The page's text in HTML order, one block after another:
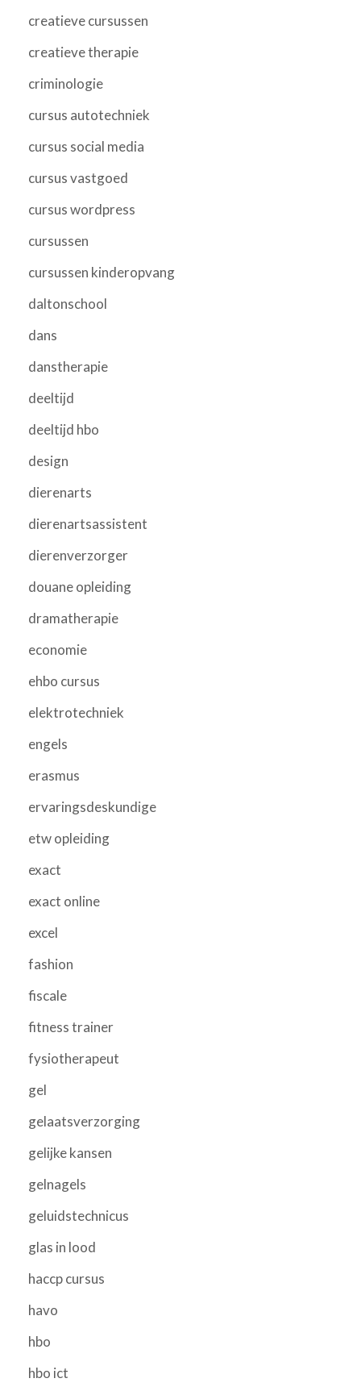
creatieve cursussen
creatieve therapie
criminologie
cursus autotechniek
cursus social media
cursus vastgoed
cursus wordpress
cursussen
cursussen kinderopvang
daltonschool
dans
danstherapie
deeltijd
deeltijd hbo
design
dierenarts
dierenartsassistent
dierenverzorger
douane opleiding
dramatherapie
economie
ehbo cursus
elektrotechniek
engels
erasmus
ervaringsdeskundige
etw opleiding
exact
exact online
excel
fashion
fiscale
fitness trainer
fysiotherapeut
gel
gelaatsverzorging
gelijke kansen
gelnagels
geluidstechnicus
glas in lood
haccp cursus
havo
hbo
hbo ict